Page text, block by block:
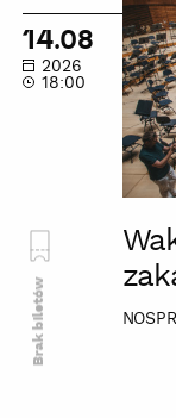
zakamarków
NOSPR
14.08
2026
18:00
NOSPR
Brak biletów